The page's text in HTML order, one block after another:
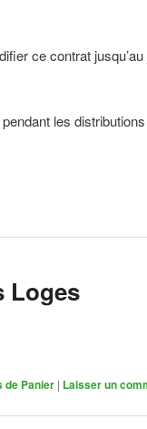
ce contrat jusqu’au
les
Loges
de Panier | Laisser un